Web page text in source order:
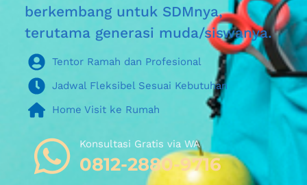
berkembang untuk SDMnya,
terutama generasi muda/siswanya.
Tentor Ramah dan Profesional
Jadwal Fleksibel Sesuai Kebutuhan
Home Visit ke Rumah
Konsultasi Gratis via WA
0812-2880-9716